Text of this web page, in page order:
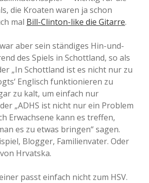
die Kroaten waren ja schon
mal Bill-Clinton-like die Gitarre.
aber sein ständiges Hin-und-
des Spiels in Schottland, so als
„In Schottland ist es nicht nur zu
Englisch funktionieren zu
zu kalt, um einfach nur
„ADHS ist nicht nur ein Problem
Erwachsene kann es treffen,
es zu etwas bringen“ sagen.
Blogger, Familienvater. Oder
Hrvatska.
passt einfach nicht zum HSV.